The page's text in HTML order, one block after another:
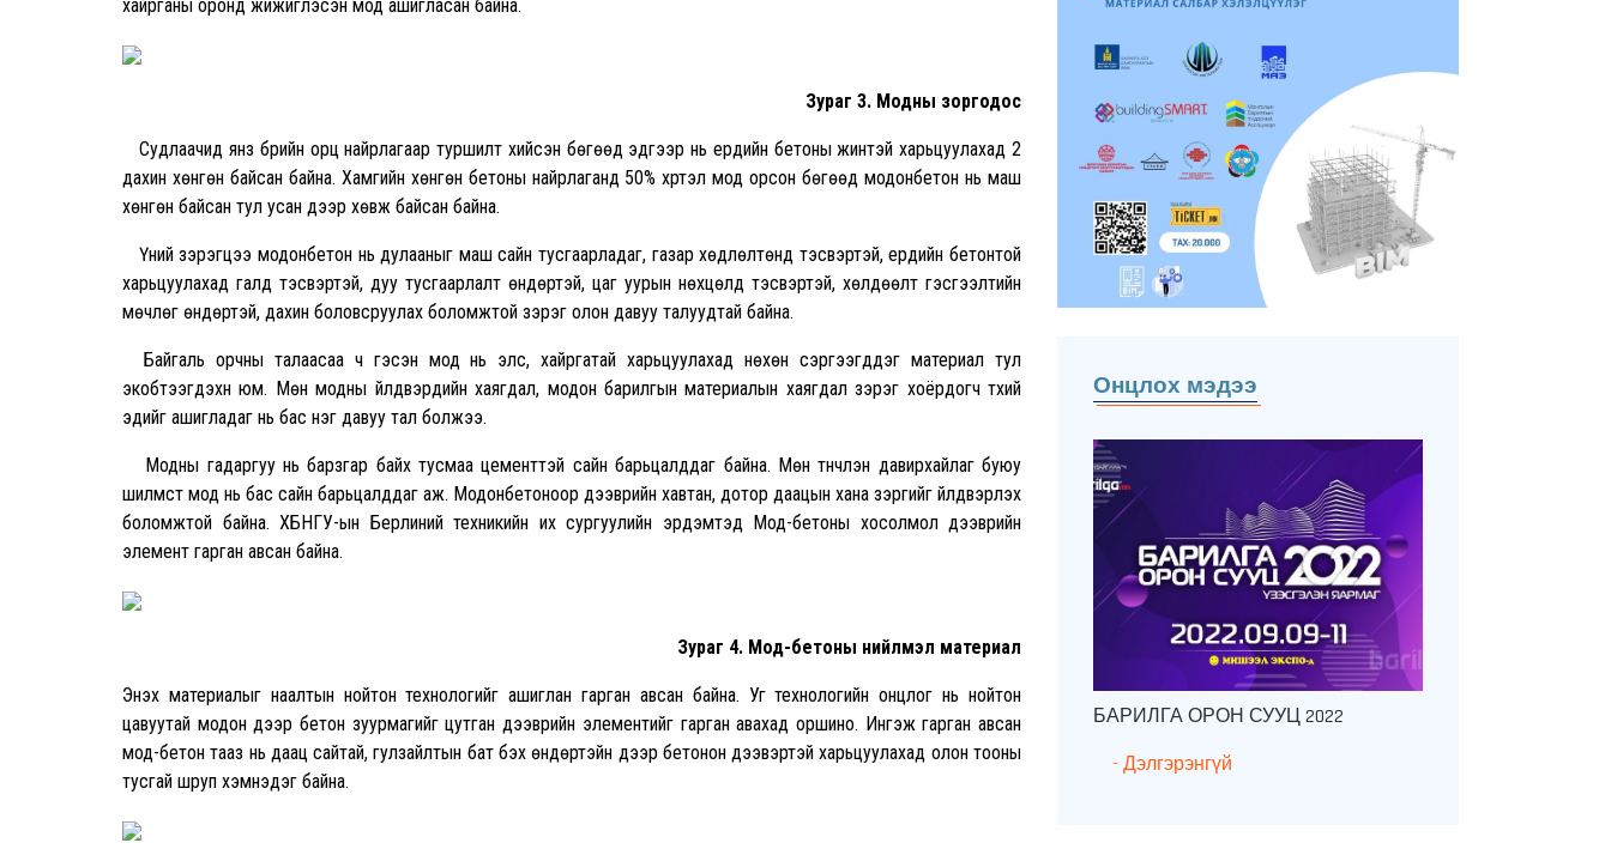
Онцлох мэдээ
БАРИЛГА ОРОН СУУЦ 2022
- Дэлгэрэнгүй
хайрганы оронд жижиглэсэн мод ашигласан байна.
Зураг 3. Модны зоргодос
Судлаачид янз бүрийн орц найрлагаар туршилт хийсэн бөгөөд эдгээр нь ердийн бетоны жинтэй харьцуулахад 2
дахин хөнгөн байсан байна. Хамгийн хөнгөн бетоны найрлаганд 50% хүртэл мод орсон бөгөөд модонбетон нь маш
хөнгөн байсан тул усан дээр хөвж байсан байна.
Үүний зэрэгцээ модонбетон нь дулааныг маш сайн тусгаарладаг, газар хөдлөлтөнд тэсвэртэй, ердийн бетонтой
харьцуулахад галд тэсвэртэй, дуу тусгаарлалт өндөртэй, цаг уурын нөхцөлд тэсвэртэй, хөлдөөлт гэсгээлтийн
мөчлөг өндөртэй, дахин боловсруулах боломжтой зэрэг олон давуу талуудтай байна.
Байгаль орчны талаасаа ч гэсэн мод нь элс, хайргатай харьцуулахад нөхөн сэргээгддэг материал тул
экобүтээгдэхүүн юм. Мөн модны үйлдвэрүүдийн хаягдал, модон барилгын материалын хаягдал зэрэг хоёрдогч түүхий
эдийг ашигладаг нь бас нэг давуу тал болжээ.
Модны гадаргуу нь барзгар байх тусмаа цементтэй сайн барьцалддаг байна. Мөн түүнчлэн давирхайлаг буюу
шилмүүст мод нь бас сайн барьцалддаг аж. Модонбетоноор дээврийн хавтан, дотор даацын хана зэргийг үйлдвэрлэх
боломжтой байна. ХБНГУ-ын Берлиний техникийн их сургуулийн эрдэмтэд Мод-бетоны хосолмол дээврийн
элемент гарган авсан байна.
Зураг 4. Мод-бетоны нийлмэл материал
Энэхүү материалыг наалтын нойтон технологийг ашиглан гарган авсан байна. Уг технологийн онцлог нь нойтон
цавуутай модон дээр бетон зуурмагийг цутган дээврийн элементийг гарган авахад оршино. Ингэж гарган авсан
мод-бетон тааз нь даац сайтай, гулзайлтын бат бэх өндөртэйн дээр бетонон дээвэртэй харьцуулахад олон тооны
тусгай шруп хэмнэдэг байна.